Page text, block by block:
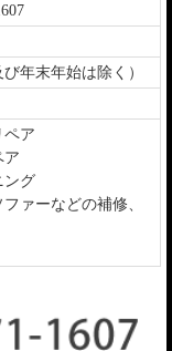
年末年始は除く）
ペア
ア
ング
ァーなどの補修、